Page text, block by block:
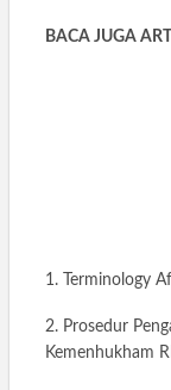
BACA JUGA
1. Terminology
2. Prosedur
Kemenhukham RI